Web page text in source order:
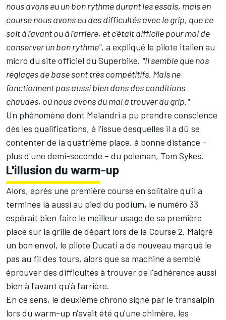
nous avons eu un bon rythme durant les essais, mais en
course nous avons eu des difficultés avec le grip, que ce
soit à l'avant ou à l'arrière, et c'était difficile pour moi de
conserver un bon rythme", a expliqué le pilote italien au
micro du site officiel du Superbike. "Il semble que nos
réglages de base sont très compétitifs. Mais ne
fonctionnent pas aussi bien dans des conditions
chaudes, où nous avons du mal à trouver du grip."
Un phénomène dont Melandri a pu prendre conscience
dès les qualifications, à l'issue desquelles il a dû se
contenter de la quatrième place, à bonne distance –
plus d'une demi-seconde – du poleman, Tom Sykes.
L'illusion du warm-up
Alors, après une première course en solitaire qu'il a
terminée là aussi au pied du podium, le numéro 33
espérait bien faire le meilleur usage de sa première
place sur la grille de départ lors de la Course 2. Malgré
un bon envol, le pilote Ducati a de nouveau marqué le
pas au fil des tours, alors que sa machine a semblé
éprouver des difficultés à trouver de l'adhérence aussi
bien à l'avant qu'à l'arrière.
En ce sens, le deuxième chrono signé par le transalpin
lors du warm-up n'avait été qu'une chimère, les